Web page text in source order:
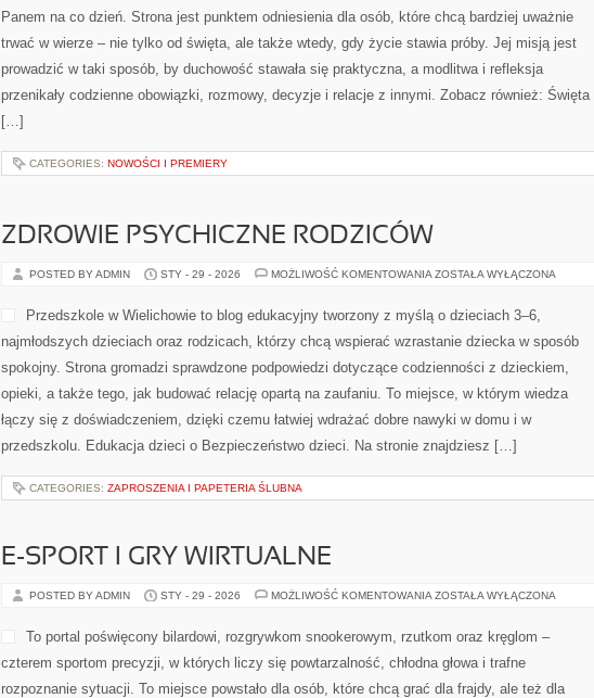
Panem na co dzień. Strona jest punktem odniesienia dla osób, które chcą bardziej uważnie
trwać w wierze – nie tylko od święta, ale także wtedy, gdy życie stawia próby. Jej misją jest
prowadzić w taki sposób, by duchowość stawała się praktyczna, a modlitwa i refleksja
przenikały codzienne obowiązki, rozmowy, decyzje i relacje z innymi. Zobacz również: Święta
[…]
CATEGORIES: NOWOŚCI I PREMIERY
ZDROWIE PSYCHICZNE RODZICÓW
POSTED BY ADMIN STY - 29 - 2026 MOŻLIWOŚĆ KOMENTOWANIA ZDROWIE
ZOSTAŁA WYŁĄCZONA
Przedszkole w Wielichowie to blog edukacyjny tworzony z myślą o dzieciach 3–6,
najmłodszych dzieciach oraz rodzicach, którzy chcą wspierać wzrastanie dziecka w sposób
spokojny. Strona gromadzi sprawdzone podpowiedzi dotyczące codzienności z dzieckiem,
opieki, a także tego, jak budować relację opartą na zaufaniu. To miejsce, w którym wiedza
łączy się z doświadczeniem, dzięki czemu łatwiej wdrażać dobre nawyki w domu i w
przedszkolu. Edukacja dzieci o Bezpieczeństwo dzieci. Na stronie znajdziesz […]
CATEGORIES: ZAPROSZENIA I PAPETERIA ŚLUBNA
E-SPORT I GRY WIRTUALNE
POSTED BY ADMIN STY - 29 - 2026 MOŻLIWOŚĆ KOMENTOWANIA E-
WIRTUALNE
ZOSTAŁA WYŁĄCZONA
To portal poświęcony bilardowi, rozgrywkom snookerowym, rzutkom oraz kręglom –
czterem sportom precyzji, w których liczy się powtarzalność, chłodna głowa i trafne
rozpoznanie sytuacji. To miejsce powstało dla osób, które chcą grać dla frajdy, ale też dla